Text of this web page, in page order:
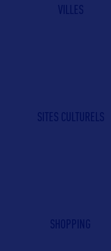
VILLES
SITES CULTURELS
SHOPPING